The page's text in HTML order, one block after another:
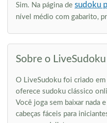
Sim. Na página de sudoku
nível médio com gabarito,
Sobre o LiveSudoku
O LiveSudoku foi criado
oferece sudoku clássico
Você joga sem baixar nada
cabeças fáceis para